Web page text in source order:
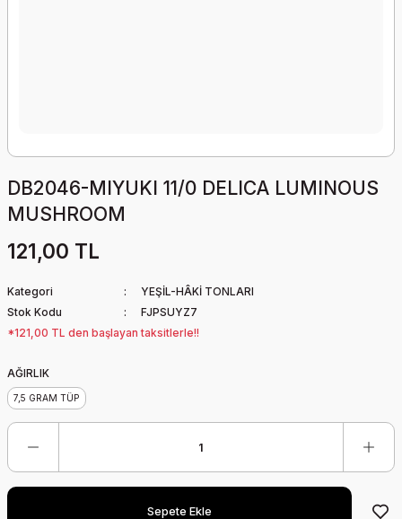
DB2046-MIYUKI 11/0 DELICA LUMINOUS
MUSHROOM
121,00 TL
Kategori
YEŞİL-HÂKİ TONLARI
Stok Kodu
FJPSUYZ7
*121,00 TL den başlayan taksitlerle!!
AĞIRLIK
7,5 GRAM TÜP
Sepete Ekle